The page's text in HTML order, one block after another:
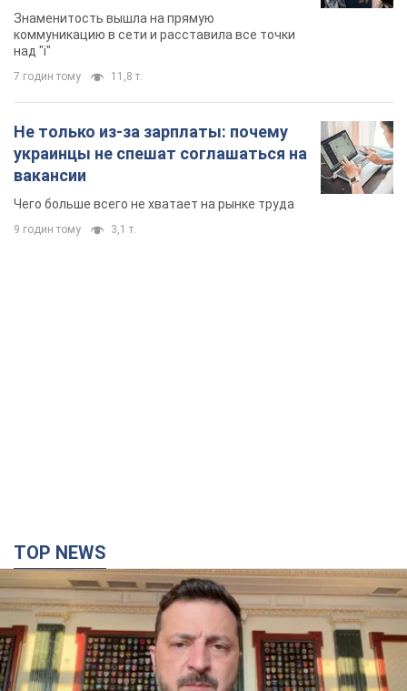
Знаменитость вышла на прямую
коммуникацию в сети и расставила все точки
над "i"
7 годин тому 11,8 т.
Не только из-за зарплаты: почему
украинцы не спешат соглашаться на
вакансии
Чего больше всего не хватает на рынке труда
9 годин тому 3,1 т.
TOP NEWS